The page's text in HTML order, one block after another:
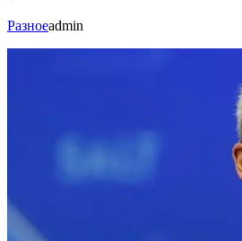
Разноеadmin